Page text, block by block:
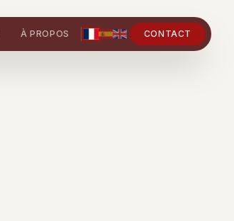
À PROPOS CONTACT